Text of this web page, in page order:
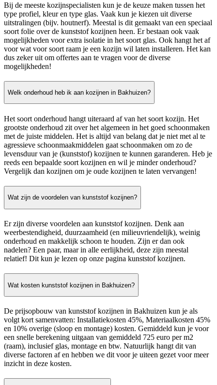
Bij de meeste kozijnspecialisten kun je de keuze maken tussen het
type profiel, kleur en type glas. Vaak kun je kiezen uit diverse
uitstralingen (bijv. houtnerf). Meestal is dit gemaakt van een speciaal
soort folie over de kunststof kozijnen heen. Er bestaan ook vaak
mogelijkheden voor extra isolatie in het soort glas. Ook hangt het af
voor wat voor soort raam je een kozijn wil laten installeren. Het kan
dus zeker uit om offertes aan te vragen voor de diverse
mogelijkheden!
Welk onderhoud heb ik aan kozijnen in Bakhuizen?
Het soort onderhoud hangt uiteraard af van het soort kozijn. Het
grootste onderhoud zit over het algemeen in het goed schoonmaken
met de juiste middelen. Het is altijd van belang dat je niet met al te
agressieve schoonmaakmiddelen gaat schoonmaken om zo de
levensduur van je (kunststof) kozijnen te kunnen garanderen. Heb je
reeds een bepaalde soort kozijnen en wil je minder onderhoud?
Vergelijk dan kozijnen om je oude kozijnen te laten vervangen!
Wat zijn de voordelen van kunststof kozijnen?
Er zijn diverse voordelen aan kunststof kozijnen. Denk aan
weerbestendigheid, duurzaamheid (en milieuvriendelijk), weinig
onderhoud en makkelijk schoon te houden. Zijn er dan ook
nadelen? Een paar, maar in alle eerlijkheid, deze zijn meestal
relatief! Dit kun je lezen op onze pagina kunststof kozijnen.
Wat kosten kunststof kozijnen in Bakhuizen?
De prijsopbouw van kunststof kozijnen in Bakhuizen kun je als
volgt kort samenvatten: Installatiekosten 45%, Materiaalkosten 45%
en 10% overige (sloop en montage) kosten. Gemiddeld kun je voor
een snelle berekening uitgaan van gemiddeld 725 euro per m2
(raam), inclusief glas, montage en btw. Natuurlijk hangt dit van
diverse factoren af en hebben we dit voor je uiteen gezet voor meer
inzicht in deze kosten.